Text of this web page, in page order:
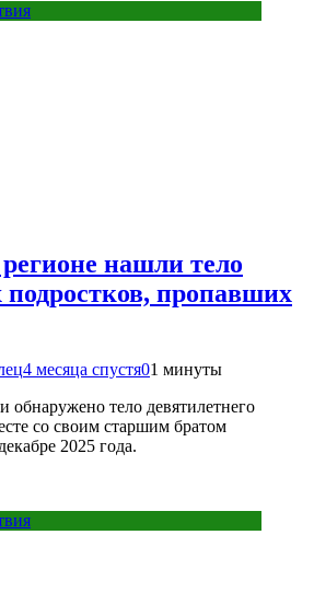
нашли тело
подростков, пропавших
4 месяца спустя01 минуты
обнаружено тело девятилетнего
со своим старшим братом
2025 года.